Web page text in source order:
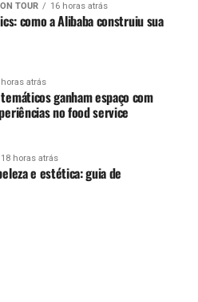
TOUR 16 horas atrás
como a Alibaba construiu sua
horas atrás
ganham espaço com
no food service
18 horas atrás
e estética: guia de